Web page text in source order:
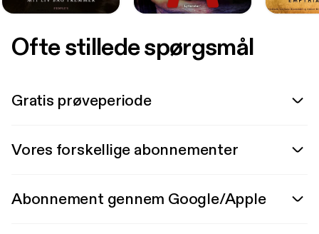
Ofte stillede spørgsmål
Gratis prøveperiode
Vores forskellige abonnementer
Abonnement gennem Google/Apple